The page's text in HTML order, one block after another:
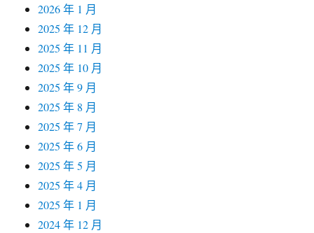
2026 年 1 月
2025 年 12 月
2025 年 11 月
2025 年 10 月
2025 年 9 月
2025 年 8 月
2025 年 7 月
2025 年 6 月
2025 年 5 月
2025 年 4 月
2025 年 1 月
2024 年 12 月